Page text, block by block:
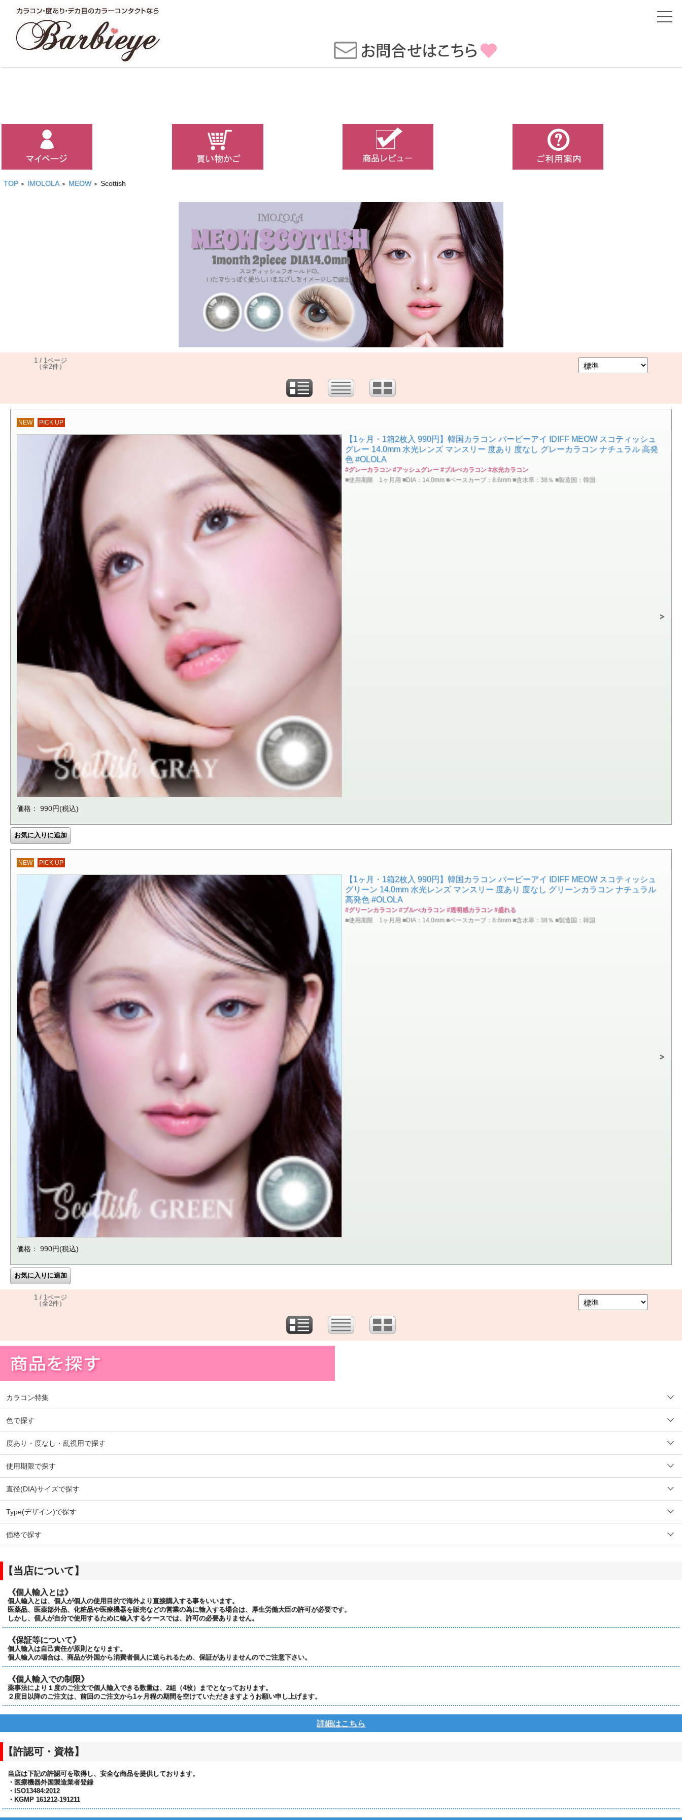
TOP > IMOLOLA > MEOW > Scottish
1 / 1ページ
（全2件）
NEW PICK UP
【1ヶ月・1箱2枚入 990円】韓国カラコン バービーアイ IDIFF MEOW スコティッシュ
グレー 14.0mm 水光レンズ マンスリー 度あり 度なし グレーカラコン ナチュラル 高発
色 #OLOLA
#グレーカラコン #アッシュグレー #ブルべカラコン #水光カラコン
■使用期限 1ヶ月用 ■DIA：14.0mm ■ベースカーブ：8.6mm ■含水率：38％ ■製造国：韓国
価格： 990円(税込)
NEW PICK UP
【1ヶ月・1箱2枚入 990円】韓国カラコン バービーアイ IDIFF MEOW スコティッシュ
グリーン 14.0mm 水光レンズ マンスリー 度あり 度なし グリーンカラコン ナチュラル
高発色 #OLOLA
#グリーンカラコン #ブルべカラコン #透明感カラコン #盛れる
■使用期限 1ヶ月用 ■DIA：14.0mm ■ベースカーブ：8.6mm ■含水率：38％ ■製造国：韓国
価格： 990円(税込)
1 / 1ページ
（全2件）
カラコン特集
色で探す
度あり・度なし・乱視用で探す
使用期限で探す
直径(DIA)サイズで探す
Type(デザイン)で探す
価格で探す
【当店について】
《個人輸入とは》
個人輸入とは、個人が個人の使用目的で海外より直接購入する事をいいます。
医薬品、医薬部外品、化粧品や医療機器を販売などの営業の為に輸入する場合は、厚生労働大臣の許可が必要です。
しかし、個人が自分で使用するために輸入するケースでは、許可の必要ありません。
《保証等について》
個人輸入は自己責任が原則となります。
個人輸入の場合は、商品が外国から消費者個人に送られるため、保証がありませんのでご注意下さい。
《個人輸入での制限》
薬事法により１度のご注文で個人輸入できる数量は、2組（4枚）までとなっております。
２度目以降のご注文は、前回のご注文から1ヶ月程の期間を空けていただきますようお願い申し上げます。
詳細はこちら
【許認可・資格】
当店は下記の許認可を取得し、安全な商品を提供しております。
・医療機器外国製造業者登録
・ISO13484:2012
・KGMP 161212-191211